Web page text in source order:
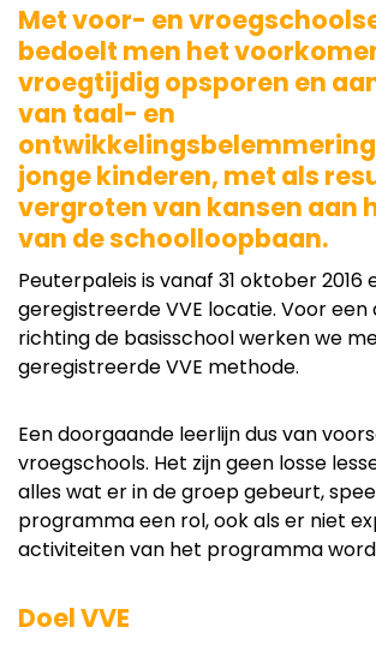
Met voor- en
bedoelt men het
vroegtijdig opsporen en
van taal- en
jonge kinderen, met als
vergroten van kansen aan
van de schoolloopbaan.
Peuterpaleis is vanaf 31 oktober 2016
geregistreerde VVE locatie. Voor een
richting de basisschool werken we
geregistreerde VVE methode.
Een doorgaande leerlijn dus van
vroegschools. Het zijn geen losse
alles wat er in de groep gebeurt,
programma een rol, ook als er niet
activiteiten van het programma
Doel VVE